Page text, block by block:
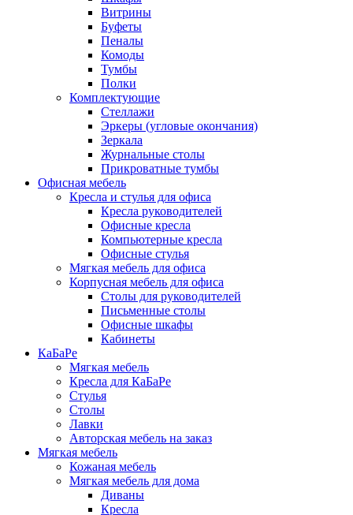
Витрины
Буфеты
Пеналы
Комоды
Тумбы
Полки
Комплектующие
Стеллажи
Эркеры (угловые окончания)
Зеркала
Журнальные столы
Прикроватные тумбы
Офисная мебель
Кресла и стулья для офиса
Кресла руководителей
Офисные кресла
Компьютерные кресла
Офисные стулья
Мягкая мебель для офиса
Корпусная мебель для офиса
Столы для руководителей
Письменные столы
Офисные шкафы
Кабинеты
КаБаРе
Мягкая мебель
Кресла для КаБаРе
Стулья
Столы
Лавки
Авторская мебель на заказ
Мягкая мебель
Кожаная мебель
Мягкая мебель для дома
Диваны
Кресла